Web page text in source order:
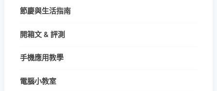
節慶與生活指南
開箱文 & 評測
手機應用教學
電腦小教室